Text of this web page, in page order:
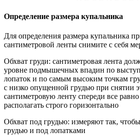
Определение размера купальника
Для определения размера купальника
сантиметровой ленты снимите с себя
Обхват груди: сантиметровая лента
уровне подмышечных впадин по
лопаток и по самым высоким точкам
с низко опущенной грудью при снятии
сантиметровую ленту спереди все
располагать строго горизонтально
Обхват под грудью: измеряют так,
грудью и под лопатками